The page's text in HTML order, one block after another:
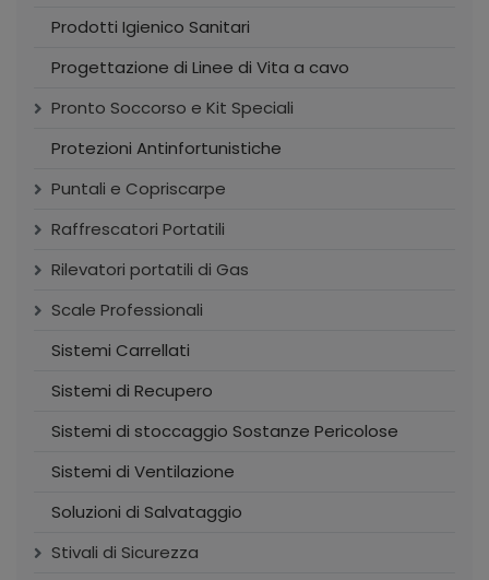
Prodotti Igienico Sanitari
Progettazione di Linee di Vita a cavo
Pronto Soccorso e Kit Speciali
Protezioni Antinfortunistiche
Puntali e Copriscarpe
Raffrescatori Portatili
Rilevatori portatili di Gas
Scale Professionali
Sistemi Carrellati
Sistemi di Recupero
Sistemi di stoccaggio Sostanze Pericolose
Sistemi di Ventilazione
Soluzioni di Salvataggio
Stivali di Sicurezza